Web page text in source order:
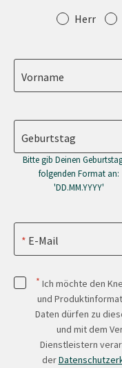
Anrede Herr
Vorname
Geburtstag
Bitte gib Deinen
folgenden Format an:
'DD.MM.YYYY'
E-Mail
* Ich möchte den
und
Daten dürfen zu
und mit dem
Dienstleistern
der